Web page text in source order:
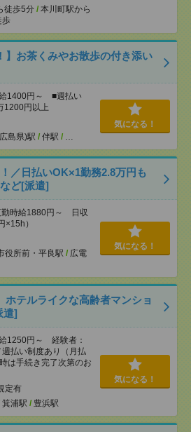
徒歩5分 / 本川町駅から
歩
】お茶くみやお散歩の付き添い
1400円～ ■週払い
円以上
島県)駅 / 伴駅 / …
気になる！
／日払いOK×1勤務2.8万円も
ど[派遣]
時給1880円～ 日収
×15h）
役所前・平良駅 / 広電
気になる！
ホテルライクな高齢者マンショ
遣]
1250円～ 経験者：
払い制度あり（月払
は手続き完了次第のお
定有
箕浦駅 / 豊浜駅
気になる！